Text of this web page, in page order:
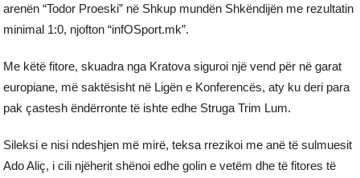
arenën “Todor Proeski” në Shkup mundën Shkëndijën me rezultatin
minimal 1:0, njofton “infOSport.mk”.
Me këtë fitore, skuadra nga Kratova siguroi një vend për në garat
europiane, më saktësisht në Ligën e Konferencës, aty ku deri para
pak çastesh ëndërronte të ishte edhe Struga Trim Lum.
Sileksi e nisi ndeshjen më mirë, teksa rrezikoi me anë të sulmuesit
Ado Aliç, i cili njëherit shënoi edhe golin e vetëm dhe të fitores të